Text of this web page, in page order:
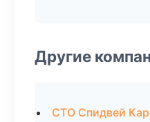
Другие
СТО Спидвей